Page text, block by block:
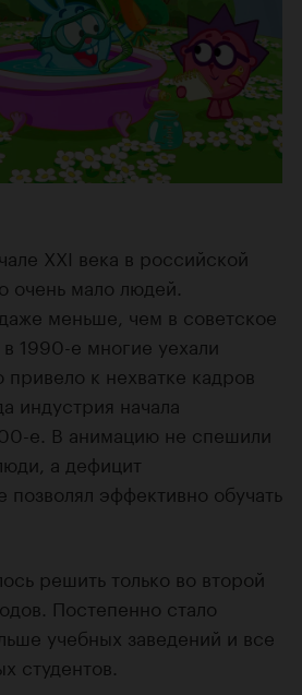
XXI века в российской
очень мало людей.
меньше, чем в советское
1990-е многие уехали
к нехватке кадров
индустрия начала
е. В анимацию не спешили
а дефицит
позволял эффективно обучать
решить только во второй
Постепенно стало
учебных заведений и все
студентов.